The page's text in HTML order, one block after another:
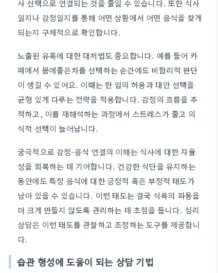
사 선택으로 연결되는 것을 줄일 수 있습니다. 또한 식사
일지나 감정일지를 통해 어떤 상황에서 어떤 음식을 찾게
되는지 구체적으로 확인합니다.
노출된 유혹에 대한 대처법도 중요합니다. 예를 들어 카
페에서 몸에좋은차를 선택하는 순간에도 비합리적 판단
이 생길 수 있어요. 이때는 한 입의 허용과 대안 선택을
균형 있게 다루는 전략을 적용합니다. 감정의 흐름을 추
적하고, 이를 재해석하는 과정에서 스트레스가 줄고 의
식적 선택이 늘어납니다.
궁극적으로 감정-음식 연결의 이해는 식사에 대한 자율
성을 회복하는 데 기여합니다. 건강한 식단을 유지하는
동안에도 특정 음식에 대한 긍정적 혹은 부정적 태도가
남아 있을 수 있습니다. 이런 태도는 결국 식욕의 파동을
더 크게 만들지 않도록 관리하는 데 초점을 둡니다. 심리
상담은 이런 태도를 관찰하고 조정하는 도구를 제공합니
다.
습관 형성에 도움이 되는 상담 기법